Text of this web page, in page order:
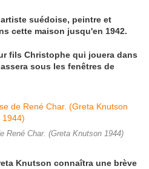
suédoise, peintre et
cette maison jusqu'en 1942.
fils Christophe qui jouera dans
sous les fenêtres de
René Char. (Greta Knutson 1944)
Knutson connaîtra une brève